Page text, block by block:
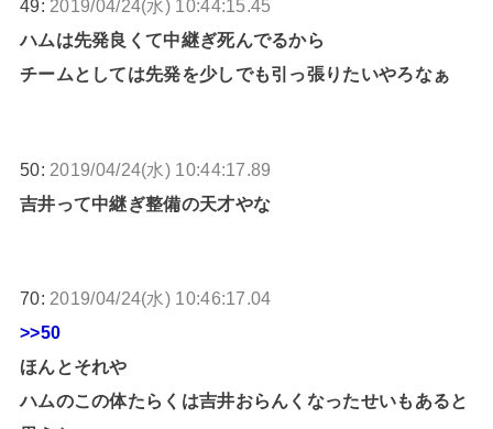
49: 2019/04/24(水) 10:44:15.45
ハムは先発良くて中継ぎ死んでるから
チームとしては先発を少しでも引っ張りたいやろなぁ
50: 2019/04/24(水) 10:44:17.89
吉井って中継ぎ整備の天才やな
70: 2019/04/24(水) 10:46:17.04
>>50
ほんとそれや
ハムのこの体たらくは吉井おらんくなったせいもあると